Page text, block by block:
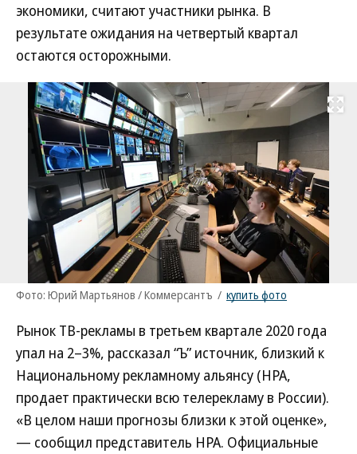
экономики, считают участники рынка. В
результате ожидания на четвертый квартал
остаются осторожными.
Развернуть
Фото: Юрий Мартьянов / Коммерсантъ / купить фото
Рынок ТВ-рекламы в третьем квартале 2020 года
упал на 2–3%, рассказал “Ъ” источник, близкий к
Национальному рекламному альянсу (НРА,
продает практически всю телерекламу в России).
«В целом наши прогнозы близки к этой оценке»,
— сообщил представитель НРА. Официальные